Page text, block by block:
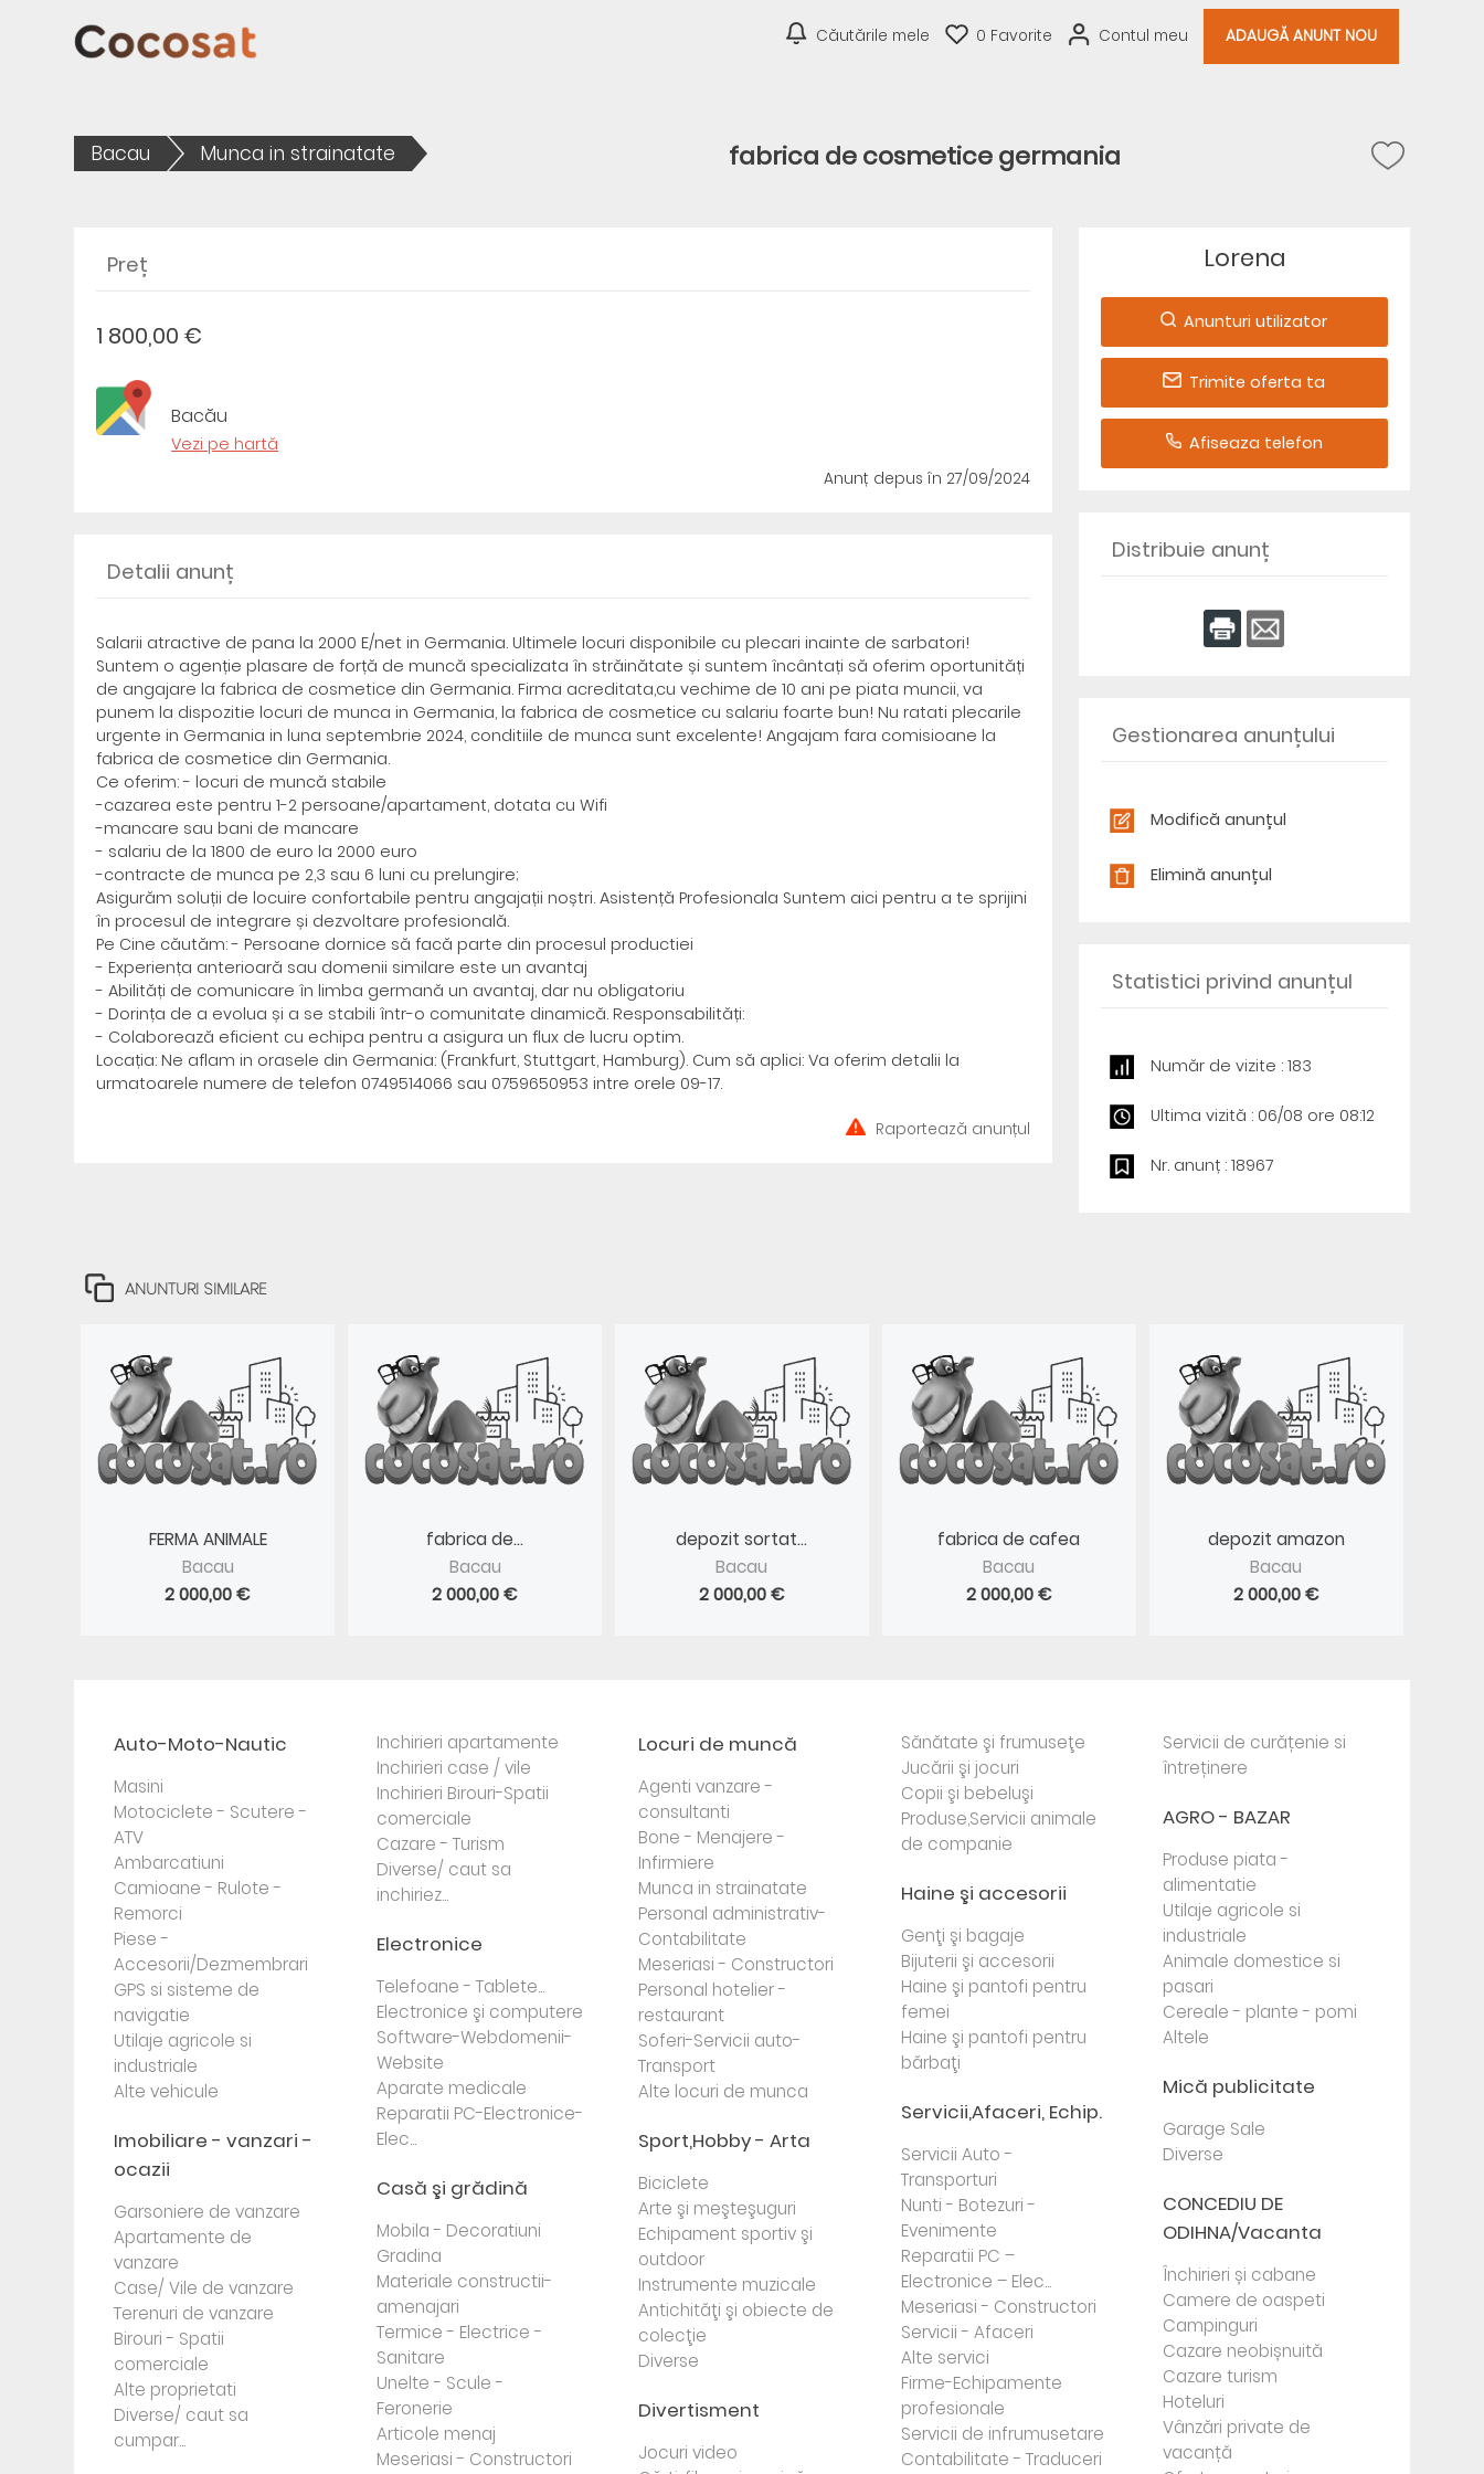
Căutările mele 0 Favorite Contul meu ADAUGĂ ANUNT NOU
Bacau Munca in strainatate fabrica de cosmetice germania
Preț
1 800,00 €
Bacău
Vezi pe hartă
Anunț depus în 27/09/2024
Detalii anunț
Salarii atractive de pana la 2000 E/net in Germania. Ultimele locuri disponibile cu plecari inainte de sarbatori!
Suntem o agenție plasare de forță de muncă specializata în străinătate și suntem încântați să oferim oportunități
de angajare la fabrica de cosmetice din Germania. Firma acreditata,cu vechime de 10 ani pe piata muncii, va
punem la dispozitie locuri de munca in Germania, la fabrica de cosmetice cu salariu foarte bun! Nu ratati plecarile
urgente in Germania in luna septembrie 2024, conditiile de munca sunt excelente! Angajam fara comisioane la
fabrica de cosmetice din Germania.
Ce oferim: - locuri de muncă stabile
-cazarea este pentru 1-2 persoane/apartament, dotata cu Wifi
-mancare sau bani de mancare
- salariu de la 1800 de euro la 2000 euro
-contracte de munca pe 2,3 sau 6 luni cu prelungire;
Asigurăm soluții de locuire confortabile pentru angajații noștri. Asistență Profesionala Suntem aici pentru a te sprijini
în procesul de integrare și dezvoltare profesională.
Pe Cine căutăm: - Persoane dornice să facă parte din procesul productiei
- Experiența anterioară sau domenii similare este un avantaj
- Abilități de comunicare în limba germană un avantaj, dar nu obligatoriu
- Dorința de a evolua și a se stabili într-o comunitate dinamică. Responsabilități:
- Colaborează eficient cu echipa pentru a asigura un flux de lucru optim.
Locația: Ne aflam in orasele din Germania: (Frankfurt, Stuttgart, Hamburg). Cum să aplici: Va oferim detalii la
urmatoarele numere de telefon 0749514066 sau 0759650953 intre orele 09-17.
Raportează anunțul
Lorena
Anunturi utilizator
Trimite oferta ta
Afiseaza telefon
Distribuie anunț
Gestionarea anunțului
Modifică anunțul
Elimină anunțul
Statistici privind anunțul
Număr de vizite : 183
Ultima vizită : 06/08 ore 08:12
Nr. anunț : 18967
ANUNTURI SIMILARE
FERMA ANIMALE
Bacau
2 000,00 €
fabrica de...
Bacau
2 000,00 €
depozit sortat...
Bacau
2 000,00 €
fabrica de cafea
Bacau
2 000,00 €
depozit amazon
Bacau
2 000,00 €
Auto-Moto-Nautic
Masini
Motociclete - Scutere -
ATV
Ambarcatiuni
Camioane - Rulote -
Remorci
Piese -
Accesorii/Dezmembrari
GPS si sisteme de
navigatie
Utilaje agricole si
industriale
Alte vehicule
Imobiliare - vanzari -
ocazii
Garsoniere de vanzare
Apartamente de
vanzare
Case/ Vile de vanzare
Terenuri de vanzare
Birouri - Spatii
comerciale
Alte proprietati
Diverse/ caut sa
cumpar...
Inchirieri apartamente
Inchirieri case / vile
Inchirieri Birouri-Spatii
comerciale
Cazare - Turism
Diverse/ caut sa
inchiriez...
Electronice
Telefoane - Tablete...
Electronice şi computere
Software-Webdomenii-
Website
Aparate medicale
Reparatii PC-Electronice-
Elec...
Casă şi grădină
Mobila - Decoratiuni
Gradina
Materiale constructii-
amenajari
Termice - Electrice -
Sanitare
Unelte - Scule -
Feronerie
Articole menaj
Meseriasi - Constructori
Locuri de muncă
Agenti vanzare -
consultanti
Bone - Menajere -
Infirmiere
Munca in strainatate
Personal administrativ-
Contabilitate
Meseriasi - Constructori
Personal hotelier -
restaurant
Soferi-Servicii auto-
Transport
Alte locuri de munca
Sport,Hobby - Arta
Biciclete
Arte şi meşteşuguri
Echipament sportiv şi
outdoor
Instrumente muzicale
Antichităţi şi obiecte de
colecţie
Diverse
Divertisment
Jocuri video
Sănătate şi frumuseţe
Jucării şi jocuri
Copii şi bebeluşi
Produse,Servicii animale
de companie
Haine şi accesorii
Genţi şi bagaje
Bijuterii şi accesorii
Haine şi pantofi pentru
femei
Haine şi pantofi pentru
bărbaţi
Servicii,Afaceri, Echip.
Servicii Auto -
Transporturi
Nunti - Botezuri -
Evenimente
Reparatii PC –
Electronice – Elec...
Meseriasi - Constructori
Servicii - Afaceri
Alte servici
Firme-Echipamente
profesionale
Servicii de infrumusetare
Contabilitate - Traduceri
Servicii de curățenie si
întreținere
AGRO - BAZAR
Produse piata -
alimentatie
Utilaje agricole si
industriale
Animale domestice si
pasari
Cereale - plante - pomi
Altele
Mică publicitate
Garage Sale
Diverse
CONCEDIU DE
ODIHNA/Vacanta
Închirieri și cabane
Camere de oaspeti
Campinguri
Cazare neobișnuită
Cazare turism
Hoteluri
Vânzări private de
vacanță